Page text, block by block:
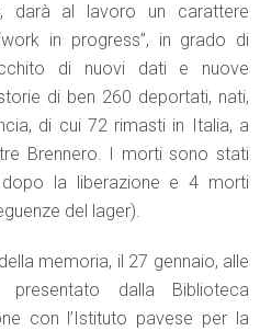
darà al lavoro un carattere
in progress”, in grado di
di nuovi dati e nuove
di ben 260 deportati, nati,
di cui 72 rimasti in Italia, a
Brennero. I morti sono stati
la liberazione e 4 morti
del lager).
memoria, il 27 gennaio, alle
dalla Biblioteca
con l’Istituto pavese per la